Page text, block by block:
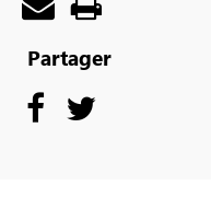
Partager